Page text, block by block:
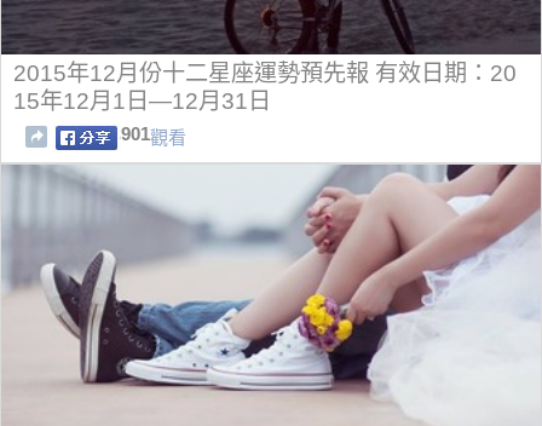
2015年12月份十二星座運勢預先報 有效日期：20
15年12月1日—12月31日
901觀看